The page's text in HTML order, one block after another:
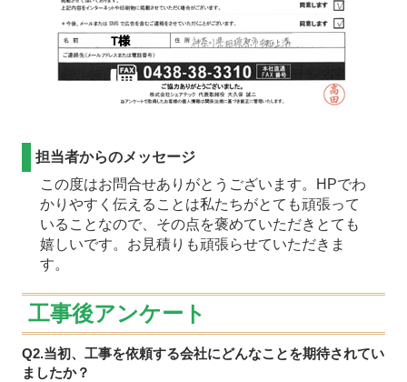
担当者からのメッセージ
この度はお問合せありがとうございます。HPでわ
かりやすく伝えることは私たちがとても頑張って
いることなので、その点を褒めていただきとても
嬉しいです。お見積りも頑張らせていただきま
す。
工事後アンケート
Q2.当初、工事を依頼する会社にどんなことを期待されてい
ましたか？